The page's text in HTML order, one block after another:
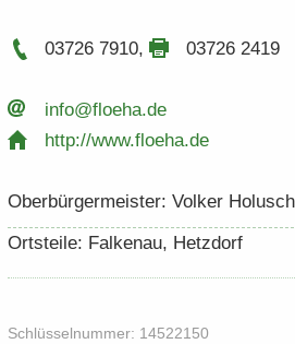
03726 7910, 03726 2419
info@flo­eha.​de
http:/​/​www.​floeha.​de
Ober­bür­ger­meis­ter: Vol­ker
Orts­tei­le: Fal­ken­au, Hetz­dorf
Schlüs­sel­num­mer: 14522150